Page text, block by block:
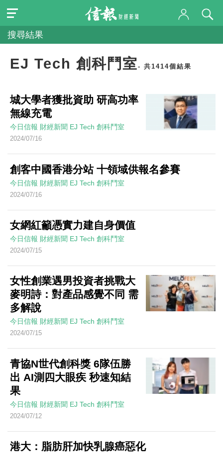
搜尋結果
EJ Tech 創科鬥室- 共1414個結果
城大學者獲批資助 研高功率
無線充電
今日信報 財經新聞 EJ Tech 創科鬥室
2024/07/16
創客中國香港分站 十領域供報名參賽
今日信報 財經新聞 EJ Tech 創科鬥室
2024/07/16
女網紅籲憑實力建自身價值
今日信報 財經新聞 EJ Tech 創科鬥室
2024/07/15
女性創業遇男投資者挑戰大
麥明詩：對產品感覺不同 需
多解說
今日信報 財經新聞 EJ Tech 創科鬥室
2024/07/15
青協N世代創科獎 6隊伍勝
出 AI測四大眼疾 秒速知結
果
今日信報 財經新聞 EJ Tech 創科鬥室
2024/07/12
港大：脂肪肝加快乳腺癌惡化